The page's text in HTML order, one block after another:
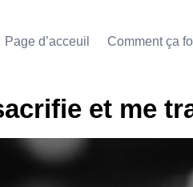
Page d’acceuil Comment ça
et me